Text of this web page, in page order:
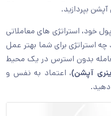
بپردازید.
خود، استراتژی های معاملاتی
چه استراتژی برای شما بهتر عمل
بدون استرس در یک محیط
آپشن)، اعتماد به نفس و
دهید.